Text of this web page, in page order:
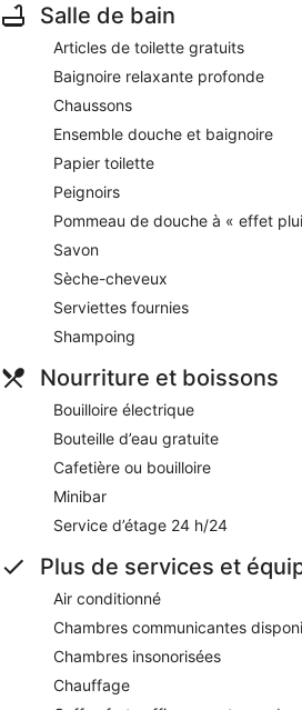
Salle de bain
Articles de toilette gratuits
Baignoire relaxante profonde
Chaussons
Ensemble douche et baignoire
Papier toilette
Peignoirs
Pommeau de douche à « effet
Savon
Sèche-cheveux
Serviettes fournies
Shampoing
Nourriture et boissons
Bouilloire électrique
Bouteille d’eau gratuite
Cafetière ou bouilloire
Minibar
Service d’étage 24 h/24
Plus de services et
Air conditionné
Chambres communicantes
Chambres insonorisées
Chauffage